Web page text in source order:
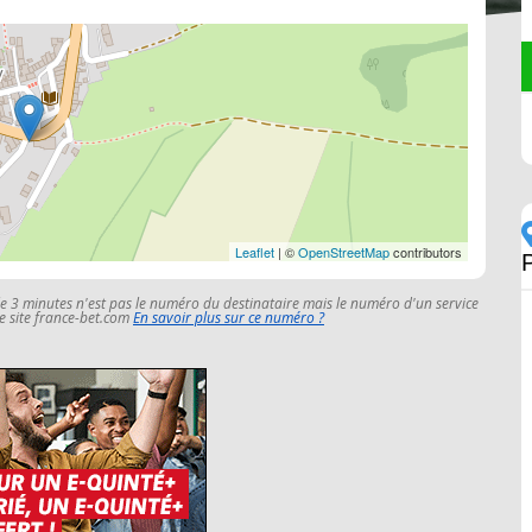
Leaflet | ©OpenStreetMapcontributors
minutes n'est pas le numéro du destinataire mais le numéro d'un service
site france-bet.comEn savoir plus sur ce numéro ?